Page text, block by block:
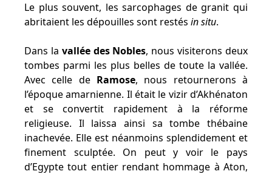
Le plus souvent, les sarcophages de granit qui
abritaient les dépouilles sont restés in situ.
Dans la vallée des Nobles, nous visiterons deux
tombes parmi les plus belles de toute la vallée.
Avec celle de Ramose, nous retournerons à
l’époque amarnienne. Il était le vizir d’Akhénaton
et se convertit rapidement à la réforme
religieuse. Il laissa ainsi sa tombe thébaine
inachevée. Elle est néanmoins splendidement et
finement sculptée. On peut y voir le pays
d’Egypte tout entier rendant hommage à Aton,